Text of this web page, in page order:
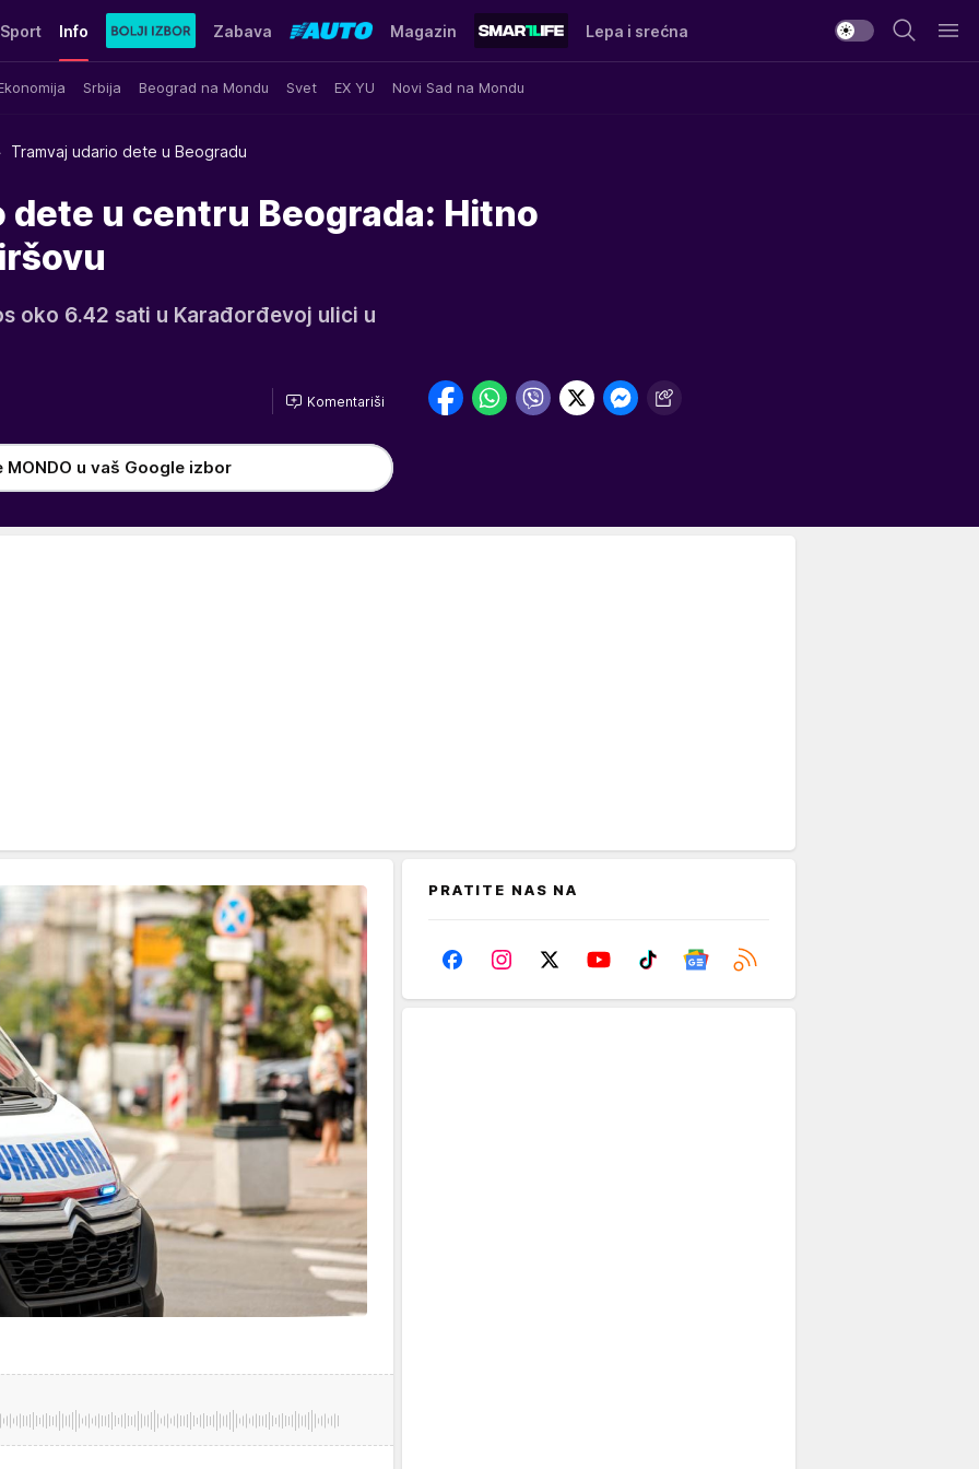
Sport Info
Srbija Beograd na Mondu Svet EX YU Novi Sad na Mondu
Zabava Magazin Lepa i srećna
Tramvaj udario dete u Beogradu
dete u centru Beograda: Hitno
oko 6.42 sati u Karađorđevoj ulici u
Komentariši
MONDO u vaš Google izbor
PRATITE NAS NA